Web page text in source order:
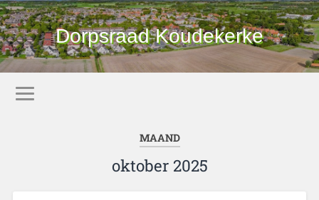
Dorpsraad Koudekerke
MAAND
oktober 2025